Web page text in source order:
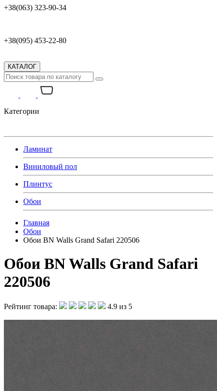
+38(063) 323-90-34
+38(095) 453-22-80
КАТАЛОГ
Категории
Ламинат
Виниловый пол
Плинтус
Обои
Главная
Обои
Обои BN Walls Grand Safari 220506
Обои BN Walls Grand Safari
220506
Рейтинг товара: 4.9 из 5